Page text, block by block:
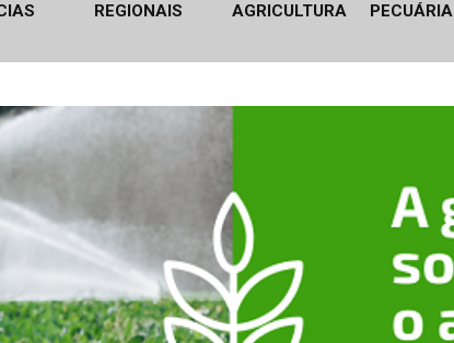
REGIONAIS AGRICULTURA PECUÁRIA